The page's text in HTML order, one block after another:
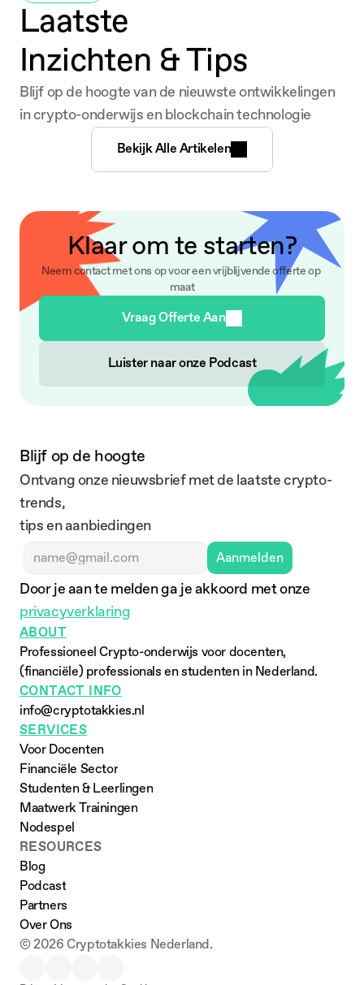
Laatste
Inzichten & Tips
Blijf op de hoogte van de nieuwste ontwikkelingen
in crypto-onderwijs en blockchain technologie
Bekijk Alle Artikelen
Klaar om te starten?
Neem contact met ons op voor een vrijblijvende offerte op
maat
Vraag Offerte Aan
Luister naar onze Podcast
Blijf op de hoogte
Ontvang onze nieuwsbrief met de laatste crypto-
trends,
tips en aanbiedingen
Aanmelden
privacyverklaring
ABOUT
Professioneel Crypto-onderwijs voor docenten,
(financiële) professionals en studenten in Nederland.
CONTACT INFO
info@cryptotakkies.nl
SERVICES
Voor Docenten
Financiële Sector
Studenten & Leerlingen
Maatwerk Trainingen
Nodespel
RESOURCES
Blog
Podcast
Partners
Over Ons
© 2026 Cryptotakkies Nederland.